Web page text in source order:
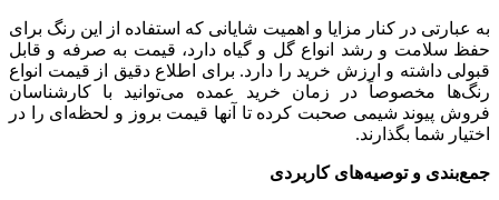
به عبارتی در کنار مزایا و اهمیت شایانی که استفاده از این رنگ برای
حفظ سلامت و رشد انواع گل و گیاه دارد، قیمت به صرفه و قابل
قبولی داشته و ارزش خرید را دارد. برای اطلاع دقیق از قیمت انواع
رنگ‌ها مخصوصاً در زمان خرید عمده می‌توانید با کارشناسان
فروش پیوند شیمی صحبت کرده تا آنها قیمت بروز و لحظه‌ای را در
اختیار شما بگذارند.
جمع‌بندی و توصیه‌های کاربردی